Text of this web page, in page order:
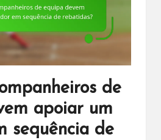
de
apoiar um
sequência de